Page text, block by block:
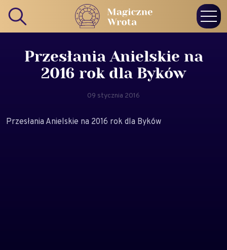
Przesłania Anielskie na
2016 rok dla Byków
09 stycznia 2016
Przesłania Anielskie na 2016 rok dla Byków